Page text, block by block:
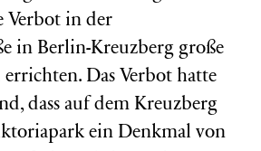
Verbot in der
in Berlin-Kreuzberg große
errichten. Das Verbot hatte
dass auf dem Kreuzberg
ein Denkmal von